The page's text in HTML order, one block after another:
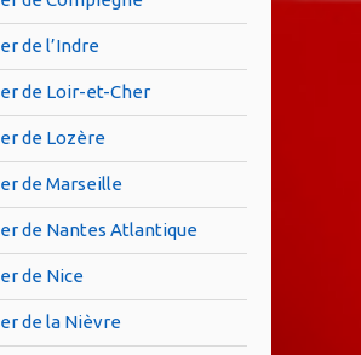
de l’Indre
de Loir-et-Cher
de Lozère
de Marseille
de Nantes Atlantique
de Nice
de la Nièvre